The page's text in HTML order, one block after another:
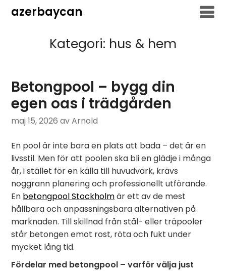
azerbaycan
Kategori: hus & hem
Betongpool – bygg din
egen oas i trädgården
maj 15, 2026 av Arnold
En pool är inte bara en plats att bada – det är en
livsstil. Men för att poolen ska bli en glädje i många
år, i stället för en källa till huvudvärk, krävs
noggrann planering och professionellt utförande.
En betongpool Stockholmär ett av de mest
hållbara och anpassningsbara alternativen på
marknaden. Till skillnad från stål- eller träpooler
står betongen emot rost, röta och fukt under
mycket lång tid.
Fördelar med betongpool – varför välja just